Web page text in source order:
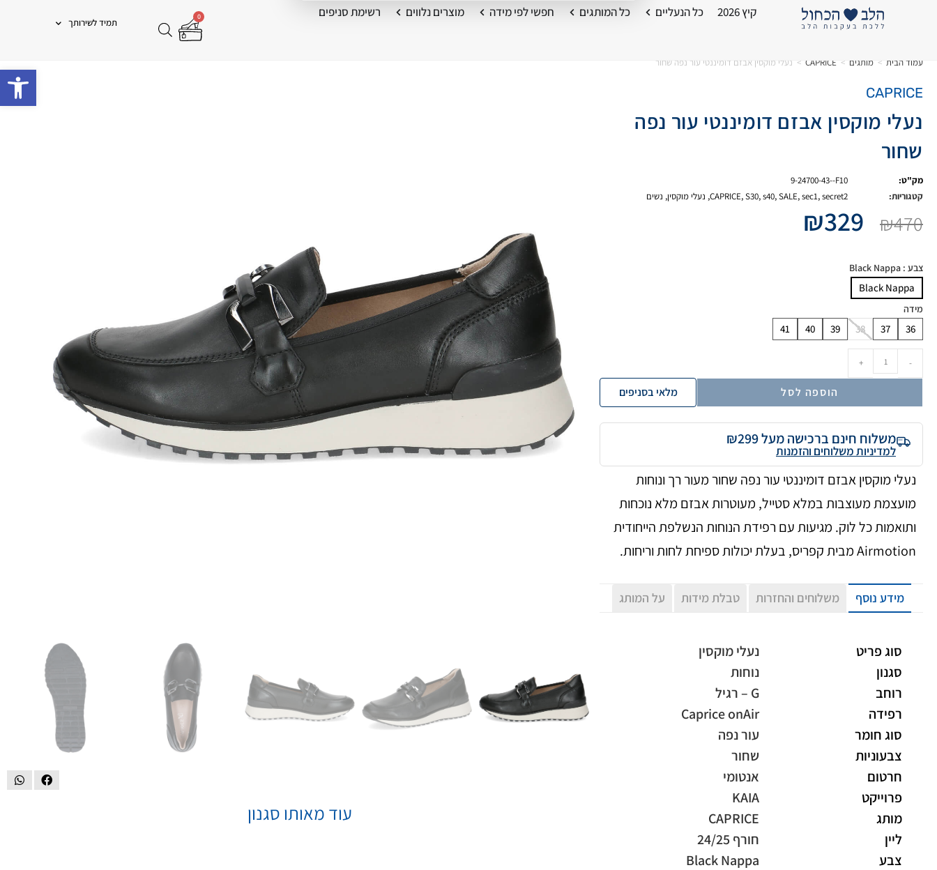
קיץ 2026 כל הנעליים כל המותגים חפשי לפי מידה מוצרים נלווים רשימת סניפים 0
תמיד לשירותך
עמוד הבית > מותגים >
CAPRICE
> נעלי מוקסין אבזם דומיננטי עור נפה שחור
CAPRICE
נעלי מוקסין אבזם דומיננטי עור נפה
שחור
מק"ט:
9-24700-43--F10
קטגוריות:
CAPRICE,S30,s40,SALE,sec1,secret2
, נעלי מוקסין, נשים
₪470
₪329
צבע : Black Nappa
Black Nappa
מידה
36
37
38
39
40
41
-
+
הוספה לסל מלאי בסניפים
משלוח חינם ברכישה מעל ₪299
למדיניות משלוחים והזמנות
נעלי מוקסין אבזם דומיננטי עור נפה שחור מעור רך ונוחות
מועצמת מעוצבות במלא סטייל, מעוטרות אבזם מלא נוכחות
ותואמות כל לוק. מגיעות עם רפידת הנוחות הנשלפת הייחודית
Airmotion מבית קפריס, בעלת יכולות ספיחת לחות וריחות.
מידע נוסף משלוחים והחזרות טבלת מידות על המותג
סוג פריט
נעלי מוקסין
סגנון
נוחות
רוחב
G – רגיל
רפידה
Caprice onAir
סוג חומר
עור נפה
צבעוניות
שחור
חרטום
אנטומי
פרוייקט
KAIA
מותג
CAPRICE
ליין
חורף 24/25
צבע
Black Nappa
עוד מאותו סגנון